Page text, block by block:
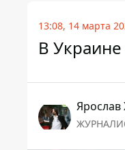
13:08, 14 марта
В